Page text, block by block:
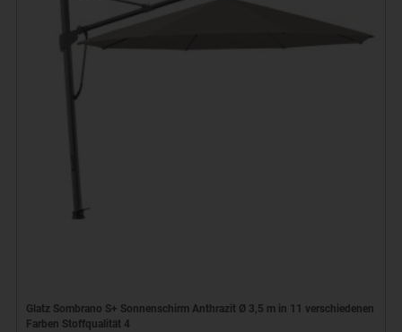
Glatz Sombrano S+ Sonnenschirm Anthrazit Ø 3,5 m in 11 verschiedenen
Farben Stoffqualität 4